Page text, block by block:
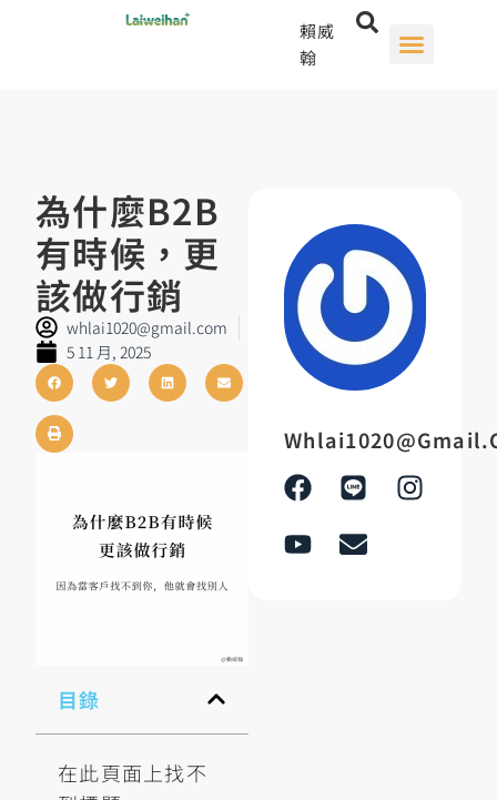
賴威
翰
為什麼B2B
有時候，更
該做行銷
whlai1020@gmail.com
5 11 月, 2025
目錄
在此頁面上找不